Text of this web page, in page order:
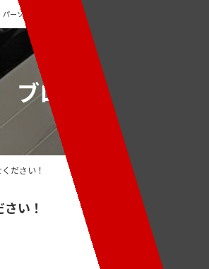
ーソナルトレーニングなら「FORCE GYM」
ブログ
ださい！
い！